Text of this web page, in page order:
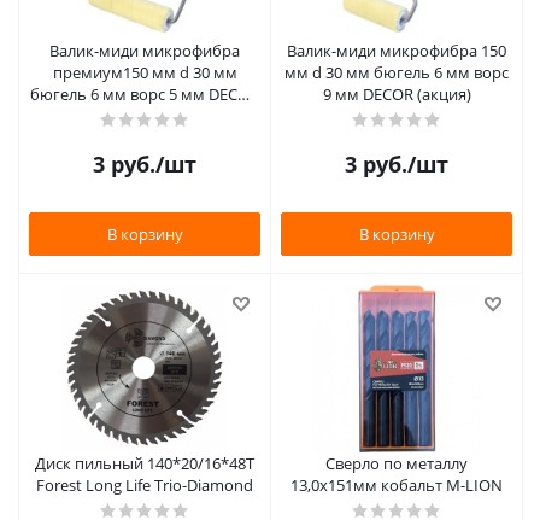
Валик-миди микрофибра
премиум150 мм d 30 мм
бюгель 6 мм ворс 5 мм DЕCOR
(акция)
3 руб./шт
В корзину
Валик-миди микрофибра 150
мм d 30 мм бюгель 6 мм ворс
9 мм DЕCOR (акция)
3 руб./шт
В корзину
Диск пильный 140*20/16*48Т
Forest Long Life Trio-Diamond
Сверло по металлу
13,0х151мм кобальт M-LION